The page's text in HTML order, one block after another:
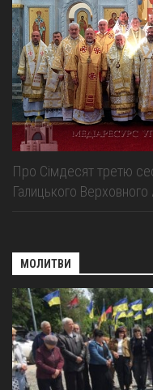
Про Сімдесят третю
Галицького
МОЛИТВИ